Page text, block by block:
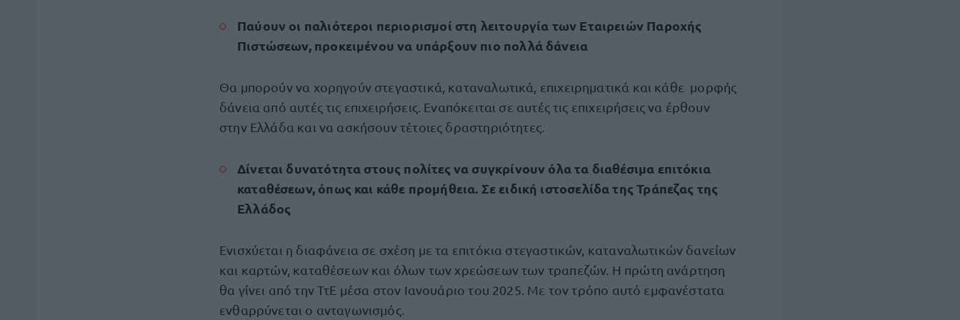
Παύουν οι παλιότεροι περιορισμοί στη λειτουργία των Εταιρειών Παροχής
Πιστώσεων, προκειμένου να υπάρξουν πιο πολλά δάνεια
Θα μπορούν να χορηγούν στεγαστικά, καταναλωτικά, επιχειρηματικά και κάθε μορφής
δάνεια από αυτές τις επιχειρήσεις. Εναπόκειται σε αυτές τις επιχειρήσεις να έρθουν
στην Ελλάδα και να ασκήσουν τέτοιες δραστηριότητες.
Δίνεται δυνατότητα στους πολίτες να συγκρίνουν όλα τα διαθέσιμα επιτόκια
καταθέσεων, όπως και κάθε προμήθεια. Σε ειδική ιστοσελίδα της Τράπεζας της
Ελλάδος
Ενισχύεται η διαφάνεια σε σχέση με τα επιτόκια στεγαστικών, καταναλωτικών δανείων
και καρτών, καταθέσεων και όλων των χρεώσεων των τραπεζών. Η πρώτη ανάρτηση
θα γίνει από την ΤτΕ μέσα στον Ιανουάριο του 2025. Με τον τρόπο αυτό εμφανέστατα
ενθαρρύνεται ο ανταγωνισμός.